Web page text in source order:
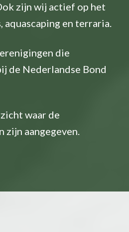
zijn wij actief op het
aquascaping en terraria.
die
de Nederlandse Bond
waar de
zijn aangegeven.